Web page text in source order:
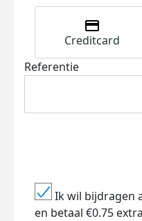
Creditcard
Referentie
Ik wil bijdragen
en betaal €0.75